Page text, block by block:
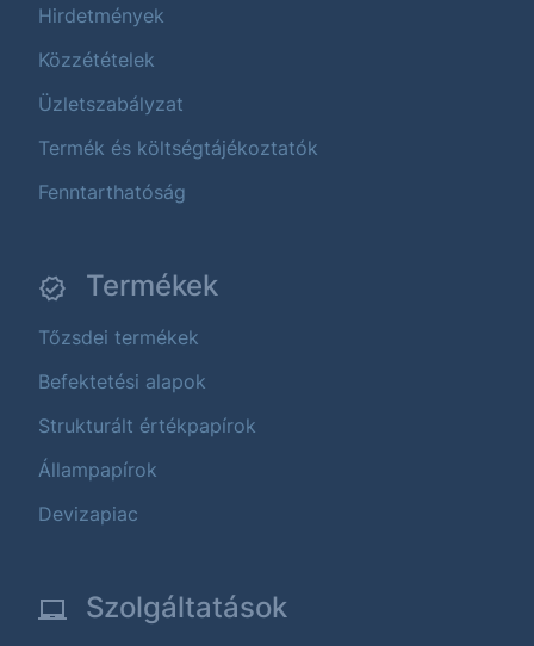
Hirdetmények
Közzétételek
Üzletszabályzat
Termék és költségtájékoztatók
Fenntarthatóság
Termékek
Tőzsdei termékek
Befektetési alapok
Strukturált értékpapírok
Állampapírok
Devizapiac
Szolgáltatások